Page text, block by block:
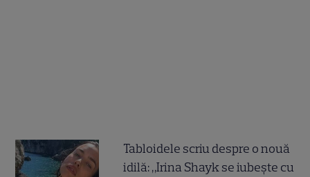
Tabloidele scriu despre o nouă
idilă: „Irina Shayk se iubește cu